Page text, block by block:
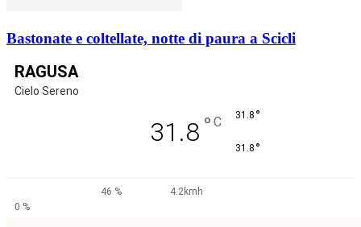
Bastonate e coltellate, notte di paura a Scicli
RAGUSA
Cielo Sereno
31.8 ° C 31.8 °
31.8 °
46 %
4.2kmh
0 %